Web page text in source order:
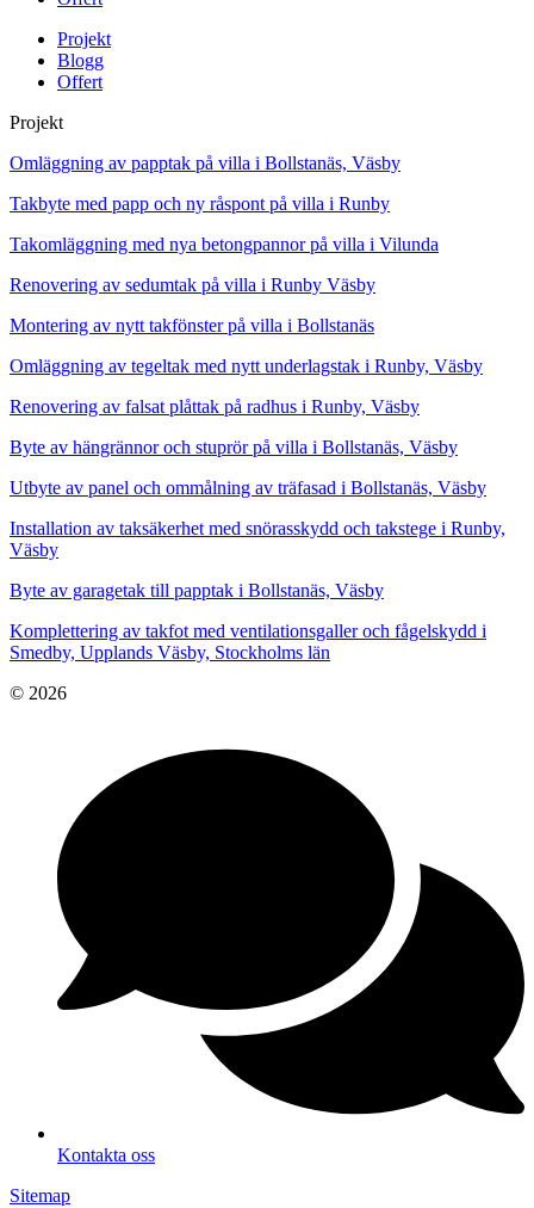
Projekt
Blogg
Offert
Projekt
Omläggning av papptak på villa i Bollstanäs, Väsby
Takbyte med papp och ny råspont på villa i Runby
Takomläggning med nya betongpannor på villa i Vilunda
Renovering av sedumtak på villa i Runby Väsby
Montering av nytt takfönster på villa i Bollstanäs
Omläggning av tegeltak med nytt underlagstak i Runby, Väsby
Renovering av falsat plåttak på radhus i Runby, Väsby
Byte av hängrännor och stuprör på villa i Bollstanäs, Väsby
Utbyte av panel och ommålning av träfasad i Bollstanäs, Väsby
Installation av taksäkerhet med snörasskydd och takstege i Runby,
Väsby
Byte av garagetak till papptak i Bollstanäs, Väsby
Komplettering av takfot med ventilationsgaller och fågelskydd i
Smedby, Upplands Väsby, Stockholms län
© 2026
Kontakta oss
Sitemap